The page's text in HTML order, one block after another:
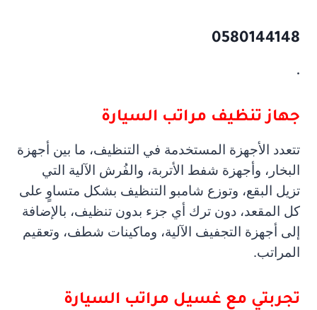
0580144148
.
جهاز تنظيف مراتب السيارة
تتعدد الأجهزة المستخدمة في التنظيف، ما بين أجهزة
البخار، وأجهزة شفط الأتربة، والفُرش الآلية التي
تزيل البقع، وتوزع شامبو التنظيف بشكل متساوٍ على
كل المقعد، دون ترك أي جزء بدون تنظيف، بالإضافة
إلى أجهزة التجفيف الآلية، وماكينات شطف، وتعقيم
المراتب.
تجربتي مع غسيل مراتب السيارة